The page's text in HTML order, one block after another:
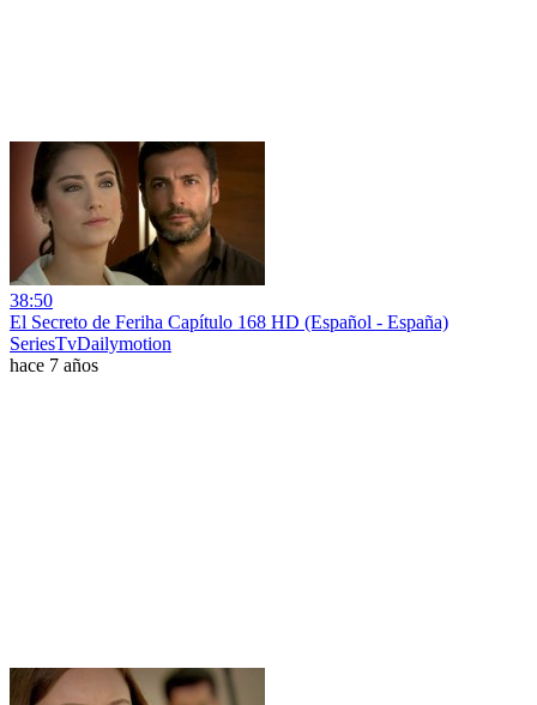
38:50
El Secreto de Feriha Capítulo 168 HD (Español - España)
SeriesTvDailymotion
hace 7 años